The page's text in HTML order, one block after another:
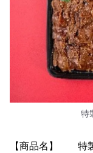
特
【商品名】 特